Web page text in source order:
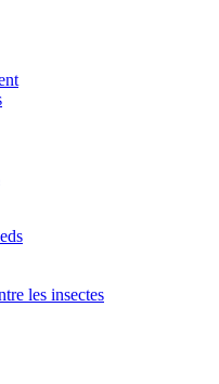
les insectes